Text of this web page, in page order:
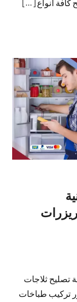
أنواع […]
فريزرات
تصليح ثلاجات
تركيب طباخات